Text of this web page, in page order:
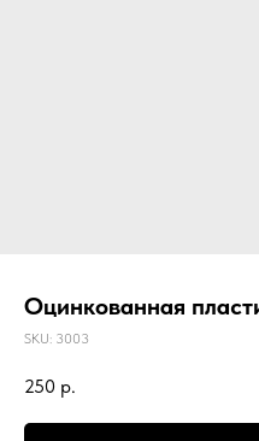
Оцинкованная
SKU: 3003
250 р.